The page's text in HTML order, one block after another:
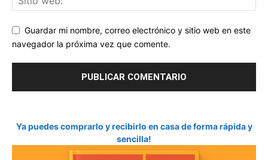
Guardar mi nombre, correo electrónico y sitio web en este
navegador la próxima vez que comente.
Ya puedes comprarlo y recibirlo en casa de forma rápida y
sencilla!